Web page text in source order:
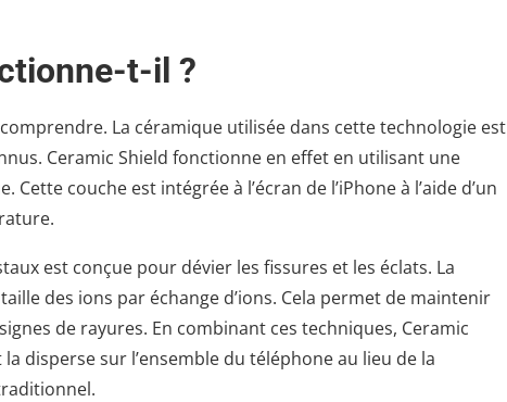
t-il ?
La céramique utilisée dans cette technologie est
Ceramic Shield fonctionne en effet en utilisant une
couche est intégrée à l’écran de l’iPhone à l’aide d’un
est conçue pour dévier les fissures et les éclats. La
des ions par échange d’ions. Cela permet de maintenir
de rayures. En combinant ces techniques, Ceramic
disperse sur l’ensemble du téléphone au lieu de la